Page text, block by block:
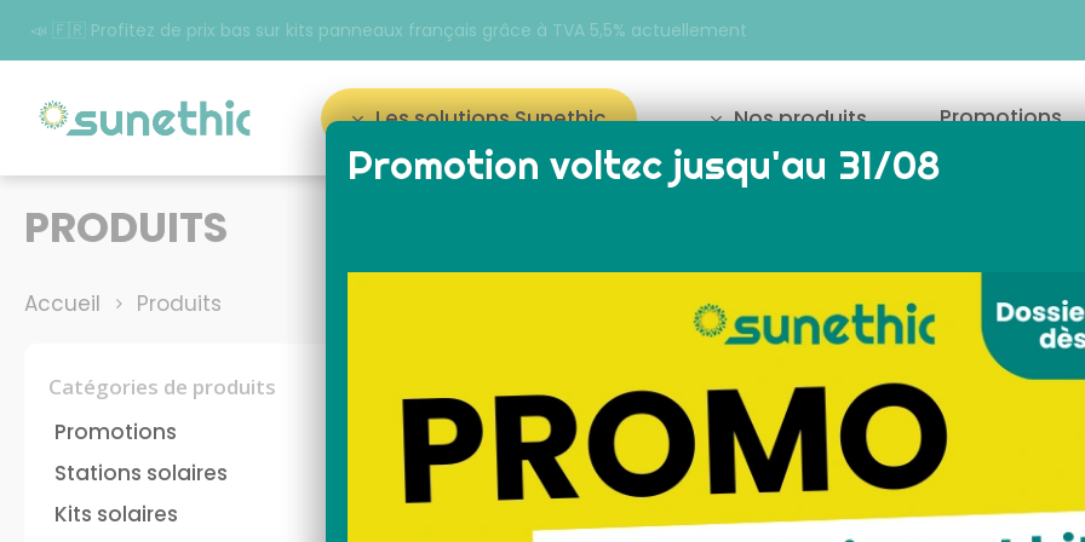
📣 🇫🇷 Profitez de prix bas sur kits panneaux français grâce à TVA 5,5% actuellement
Les solutions Sunethic Nos produits Promotions
panneau solaire plug kit solaire installation panneau
PRODUITS
Affichage de 1–18
Accueil Produits
Catégories de produits
Promotions
Stations solaires
Kits solaires
Promotion voltec jusqu'au 31/08